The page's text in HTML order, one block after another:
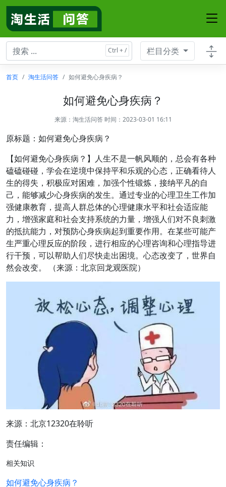
栏目分类
首页 淘生活问答 如何避免心身疾病？
如何避免心身疾病？
来源： 淘生活问答 时间：2023-03-01 16:11
原标题：如何避免心身疾病？
【如何避免心身疾病？】人生不是一帆风顺的，总会有各种
磕磕碰碰，学会在逆境中保持平和乐观的心态，正确看待人
生的得失，积极应对困难，加强个性锻炼，接纳平凡的自
己，能够减少心身疾病的发生。通过专业的心理卫生工作加
强健康教育，提高人群总体的心理健康水平和社会适应能
力，增强家庭和社会支持系统的力量，增强人们对不良刺激
的抵抗能力，对预防心身疾病起到重要作用。在某些可能产
生严重心理反应的阶段，进行相应的心理咨询和心理指导进
行干预，可以帮助人们尽快走出困境。心态改变了，世界自
然会改变。 （来源：北京回龙观医院）
来源：北京12320在聆听
责任编辑：
相关知识
如何避免心身疾病？